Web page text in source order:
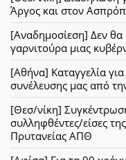
Άργος και στον
[Αναδημοσίεση] Δεν θα
γαρνιτούρα μιας
[Αθήνα] Καταγγελία
συνέλευσης μας από
[Θεσ/νίκη]
συλληφθέντες/είσες
Πρυτανείας ΑΠΘ